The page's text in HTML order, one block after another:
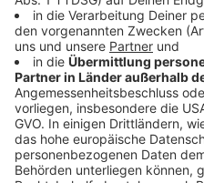
Anzeige
Anzeige